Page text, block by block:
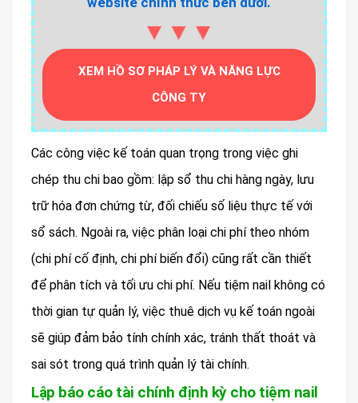
▼▼▼
XEM HỒ SƠ PHÁP LÝ VÀ NĂNG LỰC
CÔNG TY
Các công việc kế toán quan trọng trong việc ghi
chép thu chi bao gồm: lập sổ thu chi hàng ngày, lưu
trữ hóa đơn chứng từ, đối chiếu số liệu thực tế với
sổ sách. Ngoài ra, việc phân loại chi phí theo nhóm
(chi phí cố định, chi phí biến đổi) cũng rất cần thiết
để phân tích và tối ưu chi phí. Nếu tiệm nail không có
thời gian tự quản lý, việc thuê dịch vụ kế toán ngoài
sẽ giúp đảm bảo tính chính xác, tránh thất thoát và
sai sót trong quá trình quản lý tài chính.
Lập báo cáo tài chính định kỳ cho tiệm nail